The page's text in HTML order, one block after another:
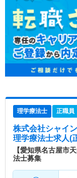
理学療法士 正職員
株式会社シャイ
理学療法士求人(
【愛知県名古屋市
法士募集